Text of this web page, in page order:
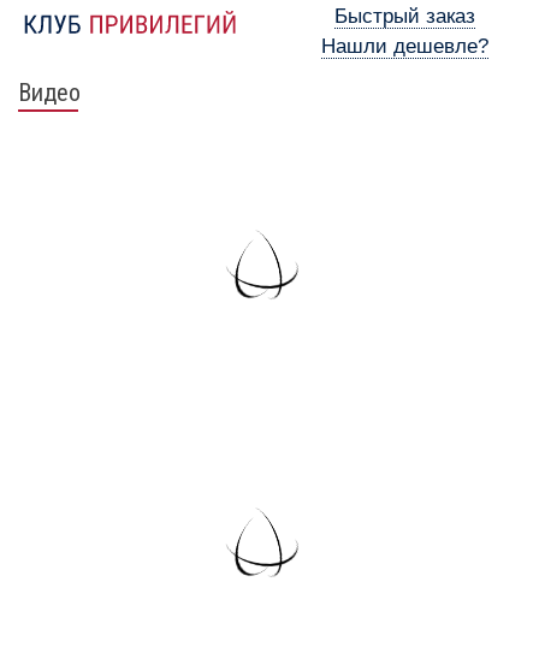
Быстрый заказ
Нашли дешевле?
Видео